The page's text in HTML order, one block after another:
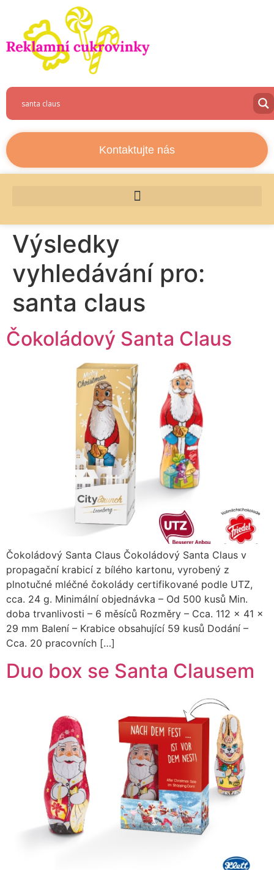
Kontaktujte nás
Výsledky
vyhledávání pro:
santa claus
Čokoládový Santa Claus
Čokoládový Santa Claus Čokoládový Santa Claus v
propagační krabicí z bílého kartonu, vyrobený z
plnotučné mléčné čokolády certifikované podle UTZ,
cca. 24 g. Minimální objednávka – Od 500 kusů Min.
doba trvanlivosti – 6 měsíců Rozměry – Cca. 112 x 41 x
29 mm Balení – Krabice obsahující 59 kusů Dodání –
Cca. 20 pracovních […]
Duo box se Santa Clausem